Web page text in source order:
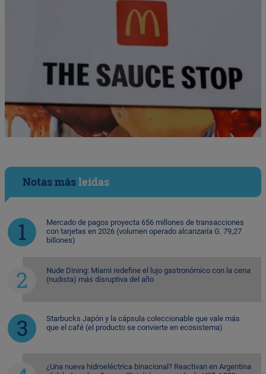
Notas másleídas
Mercado de pagos proyecta 656 millones de transacciones
con tarjetas en 2026 (volumen operado alcanzaría G. 79,27
billones)
Nude Dining: Miami redefine el lujo gastronómico con la cena
(nudista) más disruptiva del año
Starbucks Japón y la cápsula coleccionable que vale más
que el café (el producto se convierte en ecosistema)
¿Una nueva hidroeléctrica binacional? Reactivan en Argentina